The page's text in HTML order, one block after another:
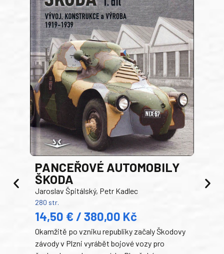
PANCEŘOVÉ AUTOMOBILY
ŠKODA
Jaroslav Špitálský, Petr Kadlec
280 str.
14,50 € / 380,00 Kč
Okamžitě po vzniku republiky začaly Škodovy
závody v Plzni vyrábět bojové vozy pro